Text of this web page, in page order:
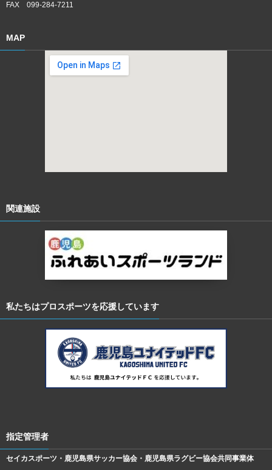
FAX 099-284-7211
MAP
関連施設
私たちはプロスポーツを応援しています
指定管理者
セイカスポーツ・鹿児島県サッカー協会・鹿児島県ラグビー協会共同事業体